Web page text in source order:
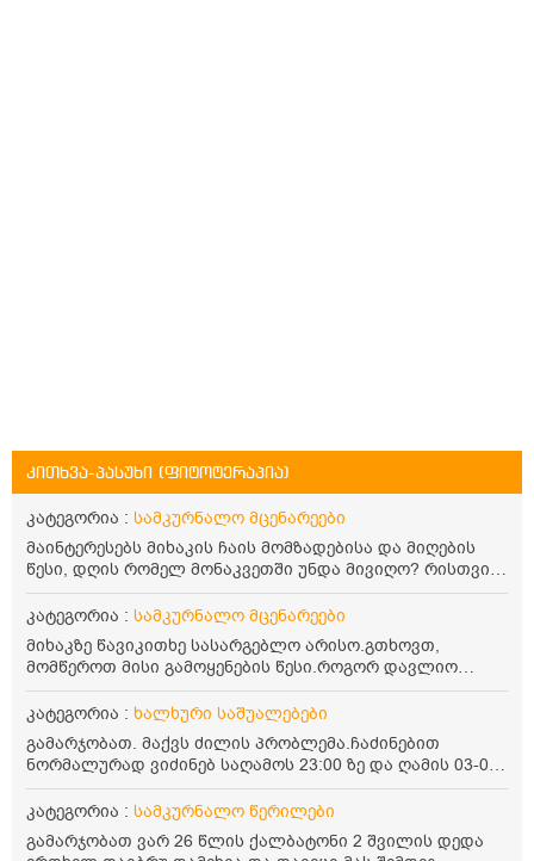
კითხვა-პასუხი (ფიტოტერაპია)
კატეგორია : სამკურნალო მცენარეები
მაინტერესებს მიხაკის ჩაის მომზადებისა და მიღების
წესი, დღის რომელ მონაკვეთში უნდა მივიღო? რისთვის
არის სასარგებლო და უკუჩვენება თუ აქვს
კატეგორია : სამკურნალო მცენარეები
მიხაკზე წავიკითხე სასარგებლო არისო.გთხოვთ,
მომწეროთ მისი გამოყენების წესი.როგორ დავლიო
მიხაკის ჩაი. ასევე მაინტერესებს ლეიკოციტები მაქვს
ოდნავ დაბალი და წავიკითხე ლეიკოციტების დონეს
მაღლა წევსო და ასეა?
კატეგორია : ხალხური საშუალებები
გამარჯობათ. მაქვს ძილის პრობლემა.ჩაძინებით
ნორმალურად ვიძინებ საღამოს 23:00 ზე და ღამის 03-00
ან 04:00 საათზე მეღვიძება და მერე ვერ ვიძინებ
ვერაფრით.რამე ხალხური საშუალება თუ არის ამ
პრობლემის მოსაგვარებლად
კატეგორია : სამკურნალო წერილები
გამარჯობათ ვარ 26 წლის ქალბატონი 2 შვილის დედა